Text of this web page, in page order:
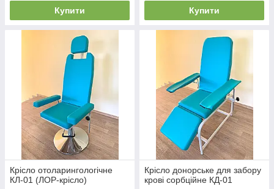
Купити Купити
Крісло отоларингологічне
КЛ-01 (ЛОР-крісло)
Крісло донорське для забору
крові сорбційне КД-01